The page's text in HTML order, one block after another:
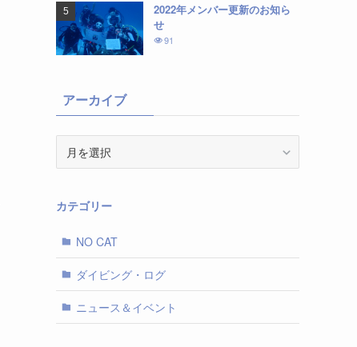
2022年メンバー更新のお知ら
せ
91
アーカイブ
ブ
カテゴリー
NO CAT
ダイビング・ログ
ニュース＆イベント